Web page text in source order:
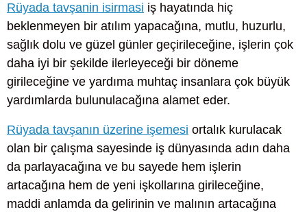
Rüyada tavşanin isirmasi iş hayatında hiç
beklenmeyen bir atılım yapacağına, mutlu, huzurlu,
sağlık dolu ve güzel günler geçirileceğine, işlerin çok
daha iyi bir şekilde ilerleyeceği bir döneme
girileceğine ve yardıma muhtaç insanlara çok büyük
yardımlarda bulunulacağına alamet eder.
Rüyada tavşanın üzerine işemesi ortalık kurulacak
olan bir çalışma sayesinde iş dünyasında adın daha
da parlayacağına ve bu sayede hem işlerin
artacağına hem de yeni işkollarına girileceğine,
maddi anlamda da gelirinin ve malının artacağına